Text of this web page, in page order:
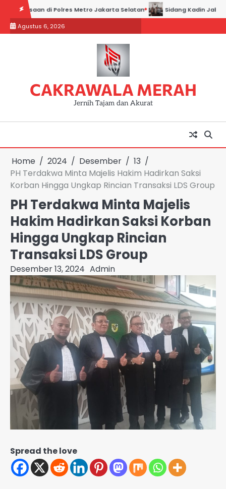
content
di Polres Metro Jakarta Selatan Sidang Kadin Jabar vs Kadin
Agustus 6, 2026
CAKRAWALA MERAH
Jernih Tajam dan Akurat
Home 2024 Desember
13
PH Terdakwa Minta Majelis Hakim Hadirkan Saksi
Korban Hingga Ungkap Rincian Transaksi LDS Group
PH Terdakwa Minta Majelis
Hakim Hadirkan Saksi Korban
Hingga Ungkap Rincian
Transaksi LDS Group
Desember 13, 2024 Admin
Spread the love